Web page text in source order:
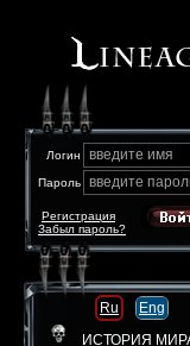
Логин введите имя
Пароль введите
Забыл пароль?
Регистрация
Ru
Eng
ИСТОРИЯ